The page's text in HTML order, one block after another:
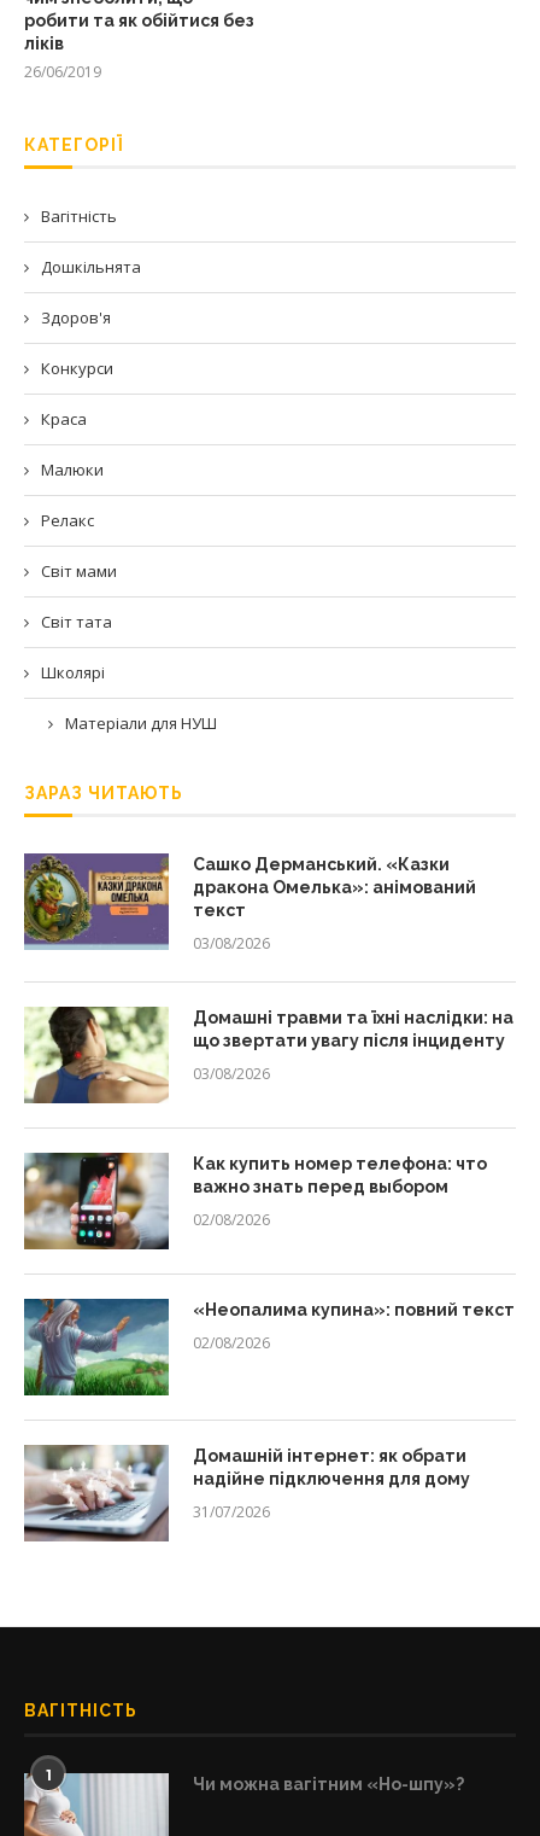
робити та як обійтися без
ліків
26/06/2019
КАТЕГОРІЇ
Вагітність
Дошкільнята
Здоров'я
Конкурси
Краса
Малюки
Релакс
Світ мами
Світ тата
Школярі
Матеріали для НУШ
ЗАРАЗ ЧИТАЮТЬ
Сашко Дерманський. «Казки
дракона Омелька»: анімований
текст
03/08/2026
Домашні травми та їхні наслідки: на
що звертати увагу після інциденту
03/08/2026
Как купить номер телефона: что
важно знать перед выбором
02/08/2026
«Неопалима купина»: повний текст
02/08/2026
Домашній інтернет: як обрати
надійне підключення для дому
31/07/2026
ВАГІТНІСТЬ
1 Чи можна вагітним «Но-шпу»?